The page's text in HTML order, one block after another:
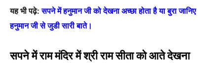
यह भी पढ़े:सपने में हनुमान जी को देखना अच्छा होता है या बुरा जानिए
हनुमान जी से जुडी सारी बाते।
सपने में राम मंदिर में श्री राम सीता को आते देखना